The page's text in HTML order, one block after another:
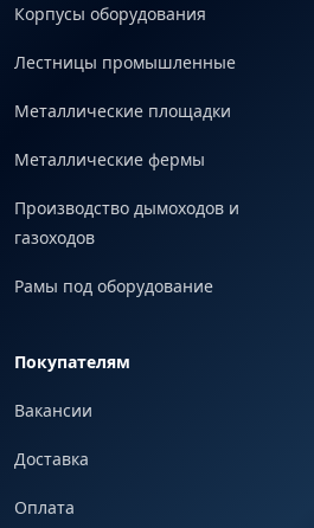
Корпусы оборудования
Лестницы промышленные
Металлические площадки
Металлические фермы
Производство дымоходов и
газоходов
Рамы под оборудование
Покупателям
Вакансии
Доставка
Оплата